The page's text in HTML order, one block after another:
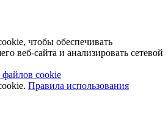
чтобы обеспечивать
веб-сайта и анализировать сетевой
файлов cookie
Правила использования